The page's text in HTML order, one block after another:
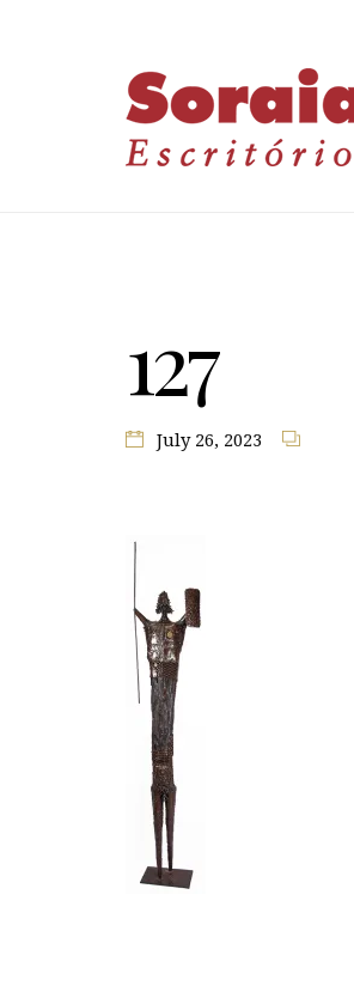
127
July 26, 2023